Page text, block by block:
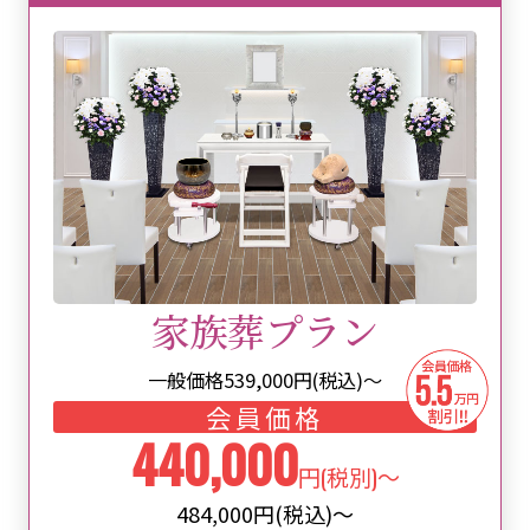
家族葬プラン
一般価格539,000円(税込)～
会員価格
440,000円(税別)～
484,000円(税込)～